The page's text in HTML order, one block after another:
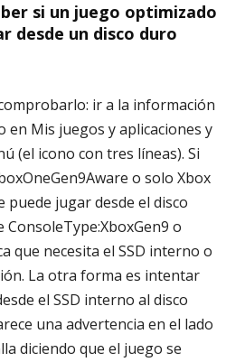
si un juego optimizado
desde un disco duro
ir a la información
en Mis juegos y aplicaciones y
(el icono con tres líneas). Si
o solo Xbox
puede jugar desde el disco
ConsoleType:XboxGen9 o
que necesita el SSD interno o
La otra forma es intentar
el SSD interno al disco
una advertencia en el lado
diciendo que el juego se